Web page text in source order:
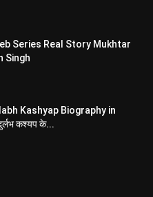
Series Real Story Mukhtar
Singh
Kashyap Biography in
कश्यप के...